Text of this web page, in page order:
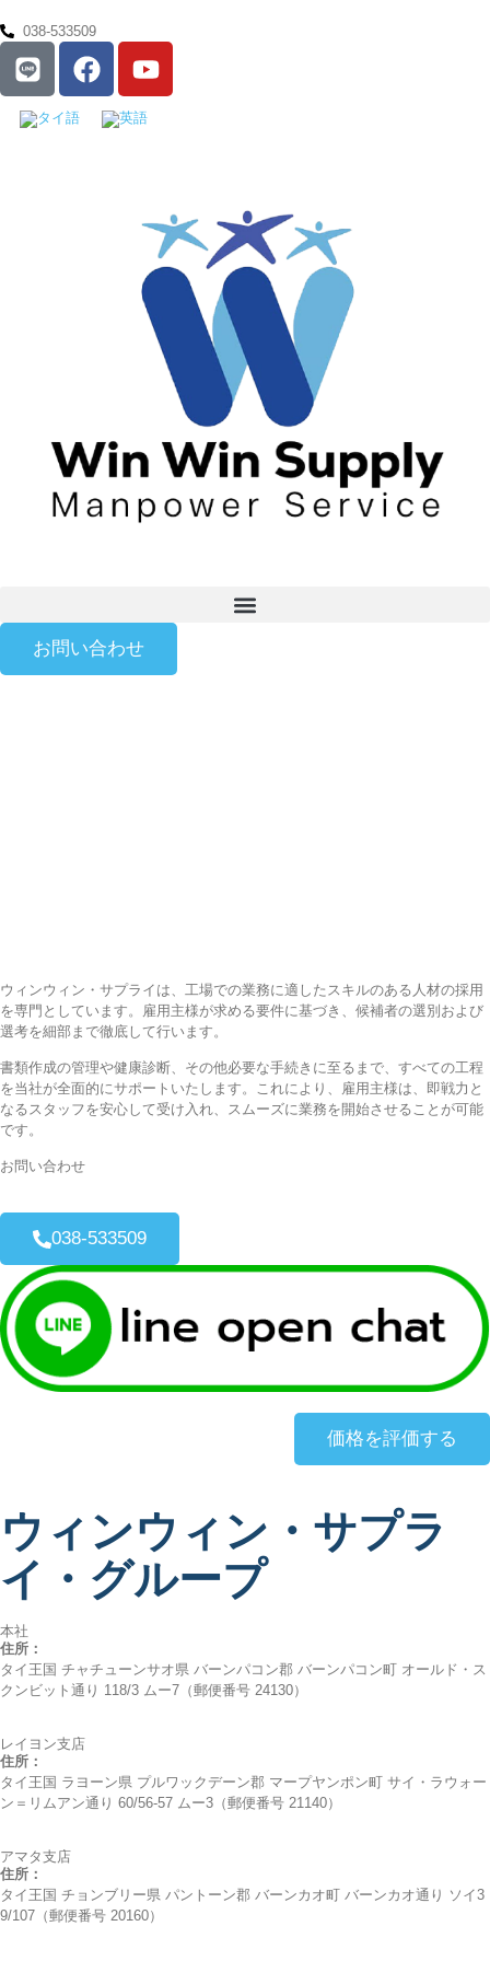
038-533509
お問い合わせ
ウィンウィン・サプライは、工場での業務に適したスキルのある人材の採用
を専門としています。雇用主様が求める要件に基づき、候補者の選別および
選考を細部まで徹底して行います。
書類作成の管理や健康診断、その他必要な手続きに至るまで、すべての工程
を当社が全面的にサポートいたします。これにより、雇用主様は、即戦力と
なるスタッフを安心して受け入れ、スムーズに業務を開始させることが可能
です。
お問い合わせ
038-533509
価格を評価する
ウィンウィン・サプラ
イ・グループ
本社
住所：
タイ王国 チャチューンサオ県 バーンパコン郡 バーンパコン町 オールド・ス
クンビット通り 118/3 ムー7（郵便番号 24130）
レイヨン支店
住所：
タイ王国 ラヨーン県 プルワックデーン郡 マープヤンポン町 サイ・ラウォー
ン＝リムアン通り 60/56-57 ムー3（郵便番号 21140）
アマタ支店
住所：
タイ王国 チョンブリー県 パントーン郡 バーンカオ町 バーンカオ通り ソイ3
9/107（郵便番号 20160）